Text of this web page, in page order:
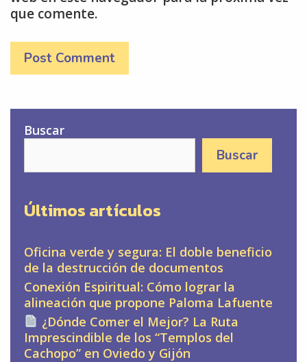
que comente.
Buscar
Buscar
Últimos artículos
Oficina verde y segura: El doble beneficio
de la destrucción de documentos
Conexión Espiritual: Cómo lograr la
alineación que propone Paloma Lafuente
¿Dónde Comer el Mejor? La Ruta
Imprescindible de los “Templos del
Cachopo” en Oviedo y Gijón